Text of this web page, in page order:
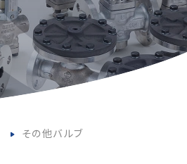
その他バルブ